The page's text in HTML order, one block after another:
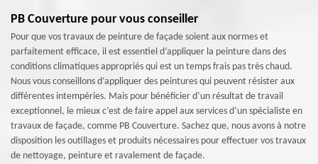
PB Couverture pour vous conseiller
Pour que vos travaux de peinture de façade soient aux normes et
parfaitement efficace, il est essentiel d’appliquer la peinture dans des
conditions climatiques appropriés qui est un temps frais pas très chaud.
Nous vous conseillons d’appliquer des peintures qui peuvent résister aux
différentes intempéries. Mais pour bénéficier d’un résultat de travail
exceptionnel, le mieux c’est de faire appel aux services d’un spécialiste en
travaux de façade, comme PB Couverture. Sachez que, nous avons à notre
disposition les outillages et produits nécessaires pour effectuer vos travaux
de nettoyage, peinture et ravalement de façade.